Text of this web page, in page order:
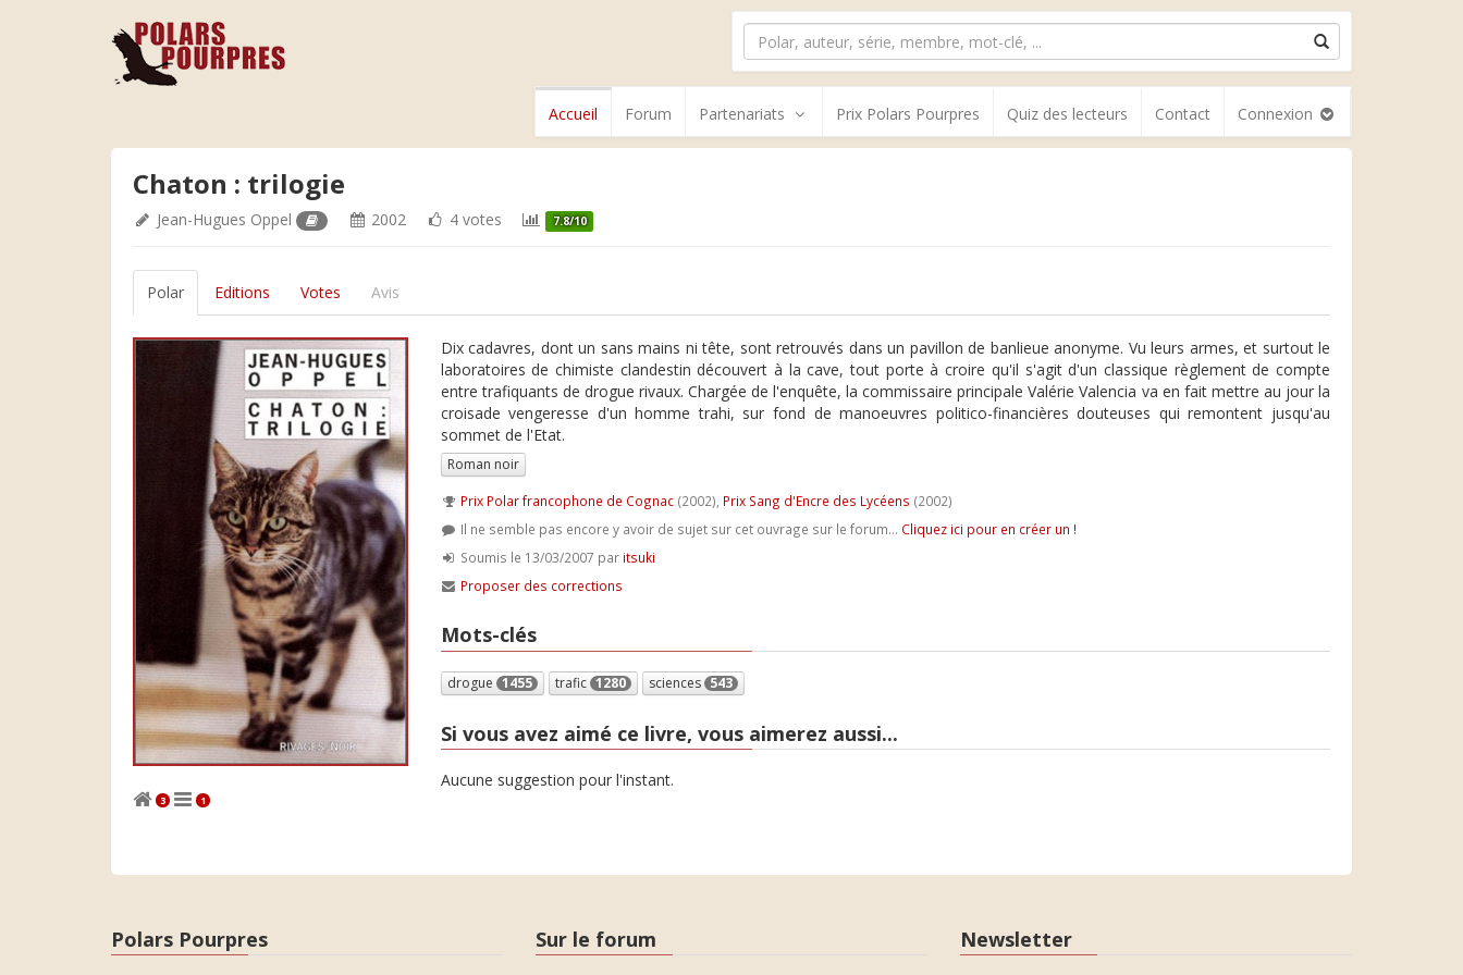
Accueil Forum Partenariats Prix Polars Pourpres Quiz des lecteurs Contact Connexion
Chaton : trilogie
Jean-Hugues Oppel 2002 4 votes 7.8/10
Polar Editions Votes Avis
3 1
Dix cadavres, dont un sans mains ni tête, sont retrouvés dans un pavillon de banlieue anonyme. Vu leurs armes, et surtout le
laboratoires de chimiste clandestin découvert à la cave, tout porte à croire qu'il s'agit d'un classique règlement de compte
entre trafiquants de drogue rivaux. Chargée de l'enquête, la commissaire principale Valérie Valencia va en fait mettre au jour la
croisade vengeresse d'un homme trahi, sur fond de manoeuvres politico-financières douteuses qui remontent jusqu'au
sommet de l'Etat.
Roman noir
Prix Polar francophone de Cognac (2002), Prix Sang d'Encre des Lycéens (2002)
Il ne semble pas encore y avoir de sujet sur cet ouvrage sur le forum... Cliquez ici pour en créer un !
Soumis le 13/03/2007 par itsuki
Proposer des corrections
Mots-clés
drogue 1455 trafic 1280 sciences 543
Si vous avez aimé ce livre, vous aimerez aussi...
Aucune suggestion pour l'instant.
Polars Pourpres Sur le forum Newsletter